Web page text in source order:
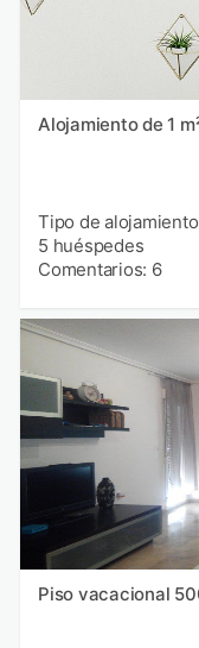
Alojamiento de 1
Tipo de
5 huéspedes
Comentarios: 6
Piso vacacional